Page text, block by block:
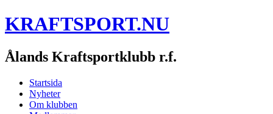
KRAFTSPORT.NU
Ålands Kraftsportklubb r.f.
Startsida
Nyheter
Om klubben